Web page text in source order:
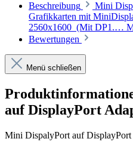
Beschreibung
Mini
Grafikkarten mit
2560x1600 (Mit DP1.…
Bewertungen
Menü schließen
auf DisplayPort
Mini DispalyPort auf DisplayPort